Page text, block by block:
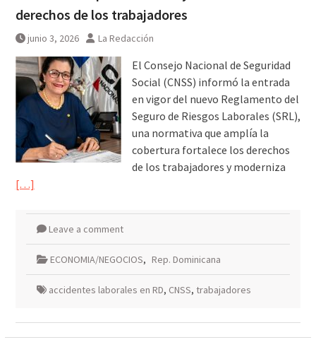
de «Colección de Amor Vol. 2» a
derechos de los trabajadores
junio 3, 2026 La Redacción
El Consejo Nacional de Seguridad
Social (CNSS) informó la entrada
en vigor del nuevo Reglamento del
Seguro de Riesgos Laborales (SRL),
una normativa que amplía la
cobertura fortalece los derechos
de los trabajadores y moderniza
[…]
Leave a comment
ECONOMIA/NEGOCIOS, Rep. Dominicana
accidentes laborales en RD, CNSS, trabajadores